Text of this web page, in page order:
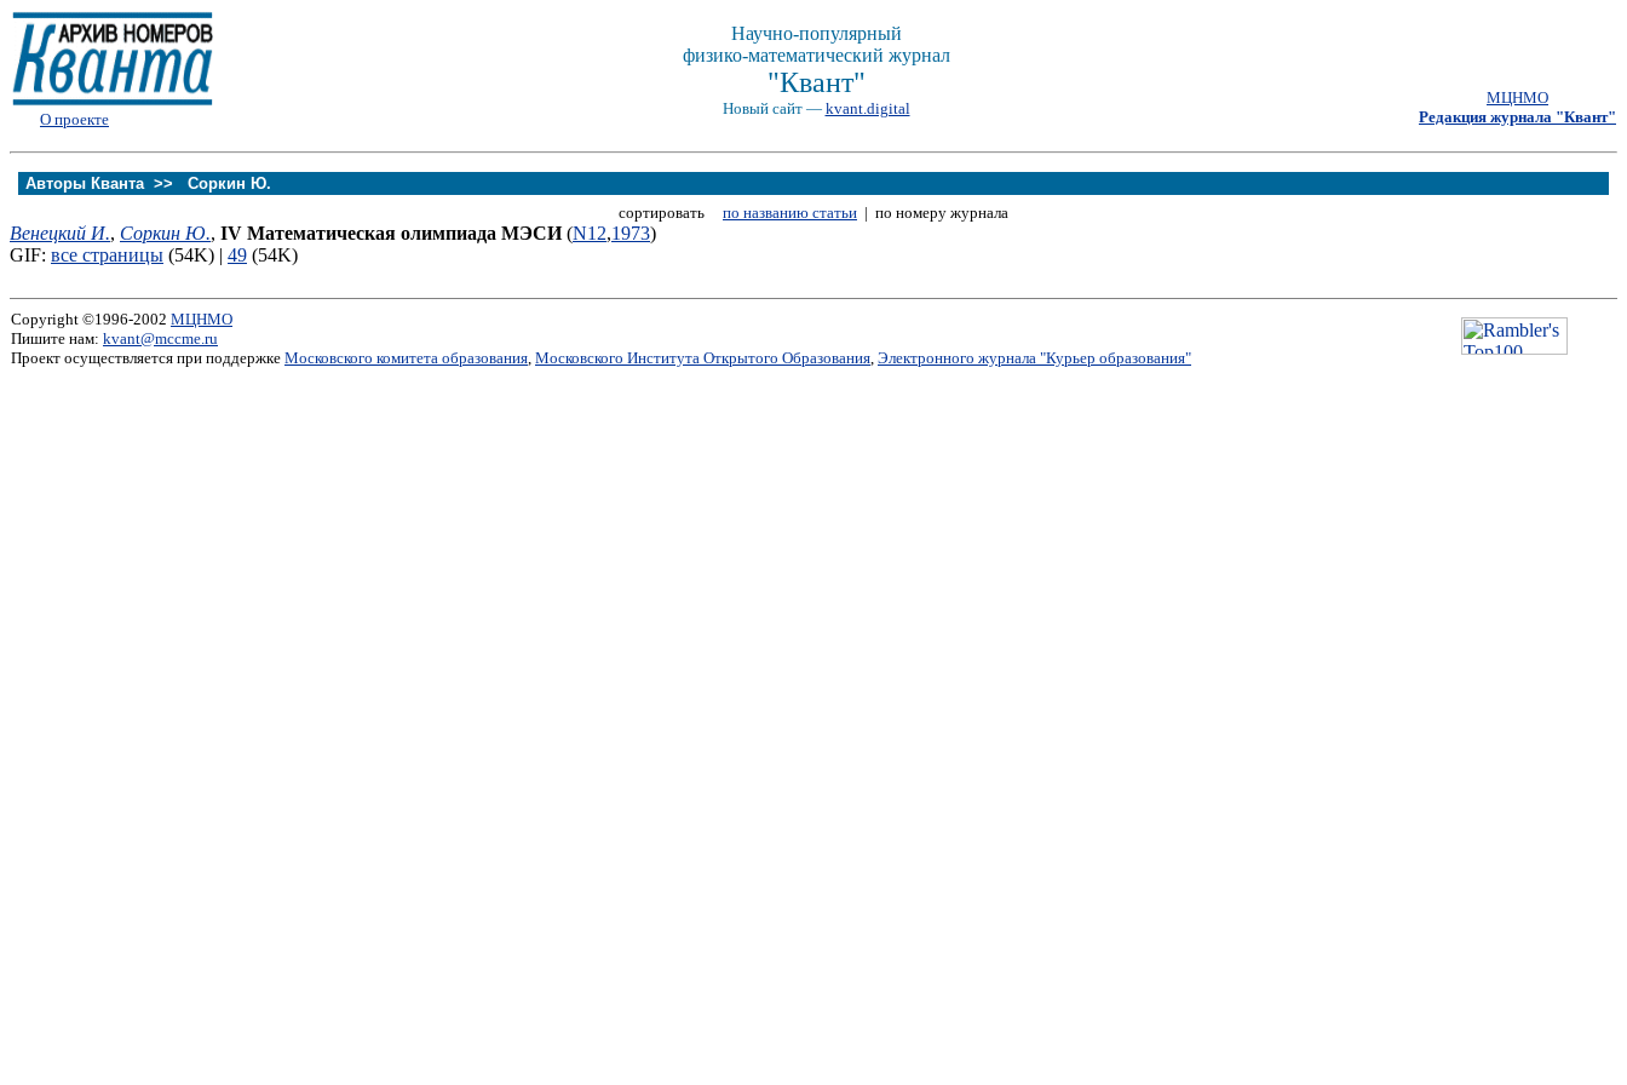
О проекте
Научно-популярный
физико-математический журнал
"Квант"
Новый сайт — kvant.digital
МЦНМО
Редакция журнала "Квант"
Авторы Кванта >>
Соркин Ю.
сортировать по названию статьи | по номеру журнала
Венецкий И., Соркин Ю., IV Математическая олимпиада МЭСИ(N12,1973)
GIF: все страницы (54K) | 49 (54K)
Copyright ©1996-2002 МЦНМО
Пишите нам: kvant@mccme.ru
Проект осуществляется при поддержке Московского комитета образования, Московского Института Открытого Образования, Электронного журнала "Курьер образования"